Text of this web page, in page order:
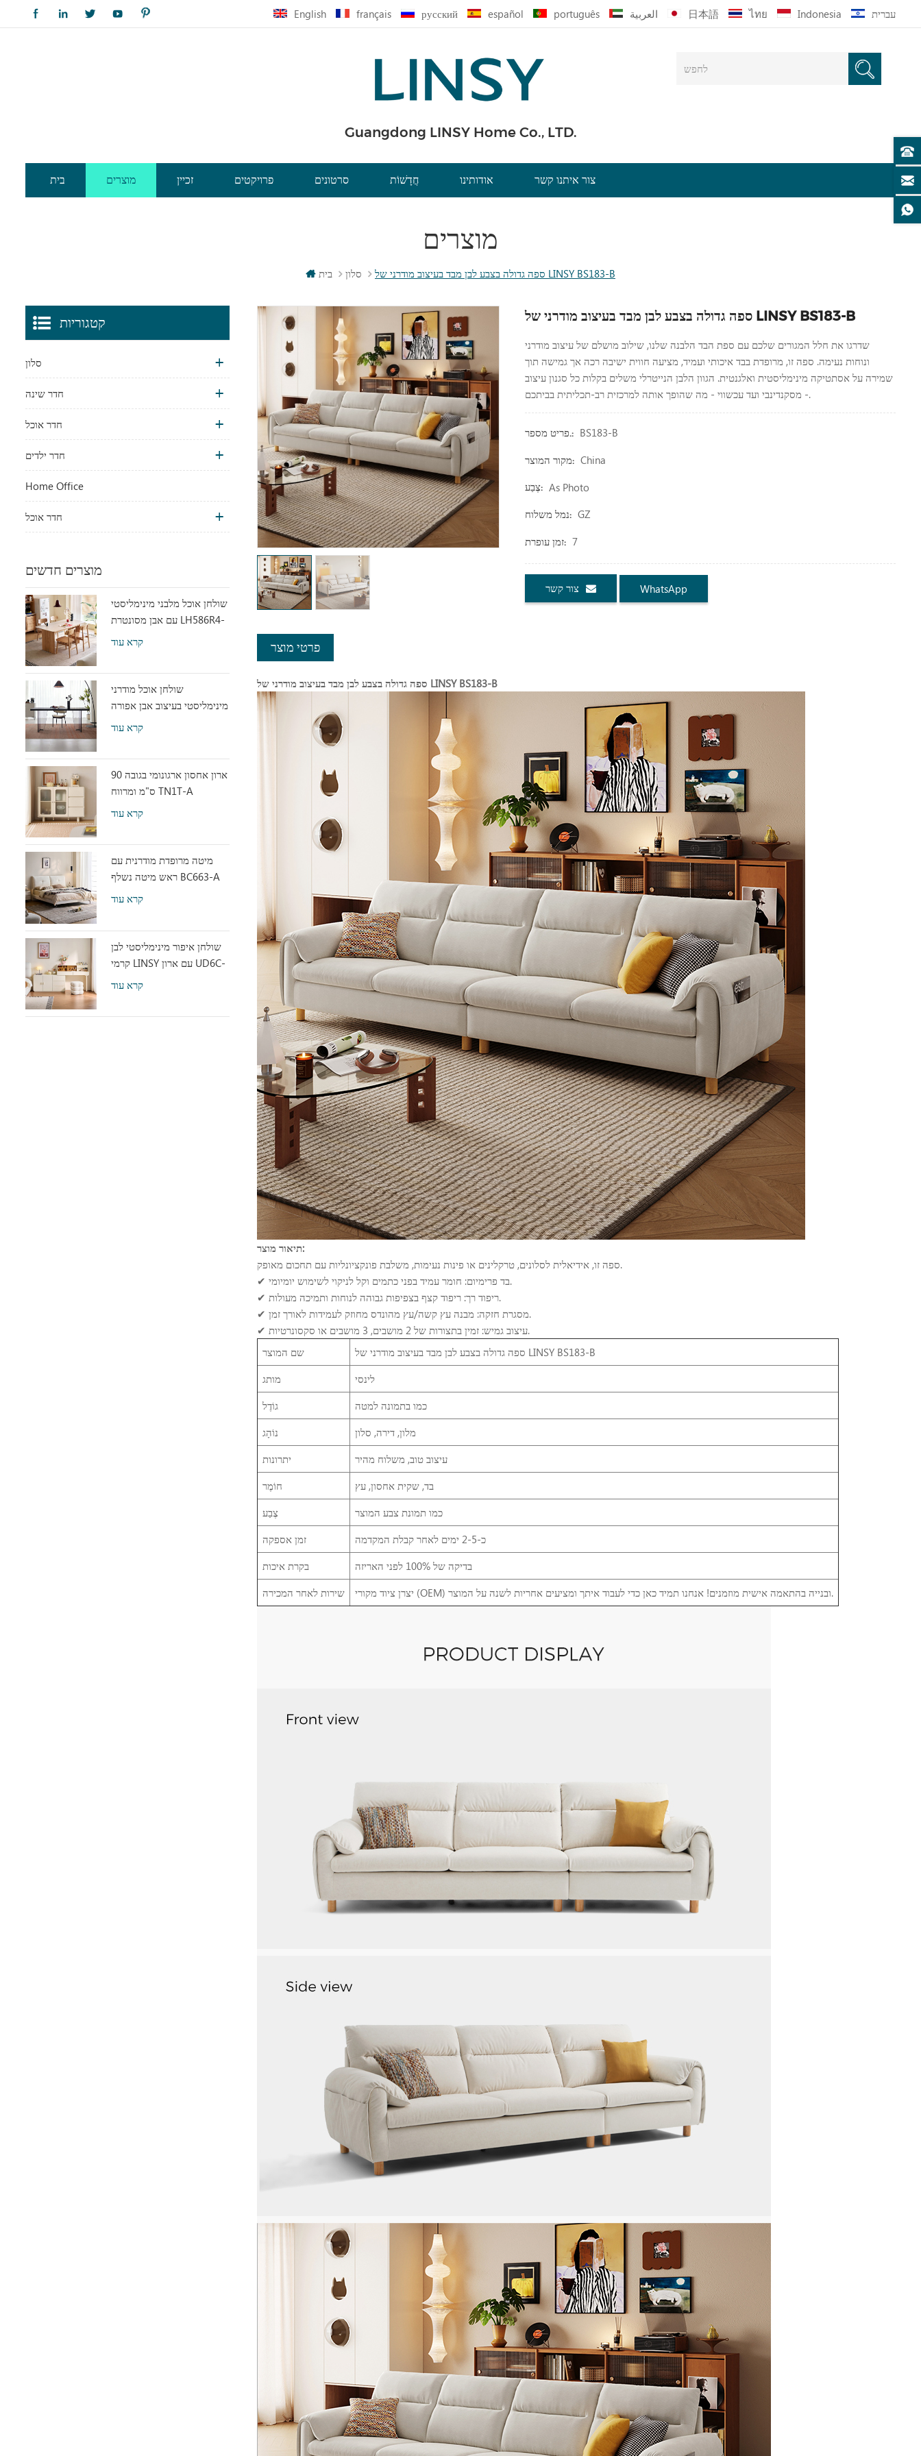
English français русский español português العربية 日本語 ไทย Indonesia עברית
Guangdong LINSY Home Co., LTD.
בית מוצרים זכיין פרויקטים סרטונים חֲדָשׁוֹת אודותינו צור איתנו קשר
מוצרים
בית סלון ספה גדולה בצבע לבן מבד בעיצוב מודרני של LINSY BS183-B
ספה גדולה בצבע לבן מבד בעיצוב מודרני של LINSY BS183-B
שדרגו את חלל המגורים שלכם עם ספת הבד הלבנה שלנו, שילוב מושלם של עיצוב מודרני
ונוחות נעימה. ספה זו, מרופדת בבד איכותי ועמיד, מציעה חווית ישיבה רכה אך גמישה תוך
שמירה על אסתטיקה מינימליסטית ואלגנטית. הגוון הלבן הנייטרלי משלים בקלות כל סגנון עיצוב
- מסקנדינבי ועד עכשווי - מה שהופך אותה למרכזית רב-תכליתית בביתכם.
פריט מספר.: BS183-B
מקור המוצר: China
צֶבַע: As Photo
נמל משלוח: GZ
זמן עופרת: 7
צור קשר WhatsApp
פרטי מוצר
ספה גדולה בצבע לבן מבד בעיצוב מודרני של LINSY BS183-B
תיאור מוצר:
ספה זו, אידיאלית לסלונים, טרקלינים או פינות נעימות, משלבת פונקציונליות עם תחכום מאופק.
✔ בד פרימיום: חומר עמיד בפני כתמים וקל לניקוי לשימוש יומיומי.
✔ ריפוד רך: ריפוד קצף בצפיפות גבוהה לנוחות ותמיכה מעולות.
✔ מסגרת חזקה: מבנה עץ קשה/עץ מהונדס מחוזק לעמידות לאורך זמן.
✔ עיצוב גמיש: זמין בתצורות של 2 מושבים, 3 מושבים או סקסונרטיות.
שם המוצר
ספה גדולה בצבע לבן מבד בעיצוב מודרני של LINSY BS183-B
מותג
לינסי
גוֹדֶל
כמו בתמונה למטה
נוֹהָג
מלון, דירה, סלון
יתרונות
עיצוב טוב, משלוח מהיר
חוֹמֶר
בד, שקית אחסון, עץ
צֶבַע
כמו תמונת צבע המוצר
זמן אספקה
כ-2-5 ימים לאחר קבלת המקדמה
בקרת איכות
בדיקה של 100% לפני האריזה
שירות לאחר המכירה
יצרן ציוד מקורי (OEM) ובנייה בהתאמה אישית מוזמנים! אנחנו תמיד כאן כדי לעבוד איתך ומציעים אחריות לשנה על המוצר.
קטגוריות
סלון
חדר שינה
חדר אוכל
חדר ילדים
Home Office
חדר אוכל
מוצרים חדשים
שולחן אוכל מלבני מינימליסטי
עם אבן מסונטרת LH586R4-
C
קרא עוד
שולחן אוכל מודרני
מינימליסטי בעיצוב אבן אפורה
קרא עוד
ארון אחסון ארגונומי בגובה 90
ס"מ ומרווח TN1T-A
קרא עוד
מיטה מרופדת מודרנית עם
ראש מיטה נשלף BC663-A
קרא עוד
שולחן איפור מינימליסטי לבן
קרמי LINSY עם ארון UD6C-
קרא עוד